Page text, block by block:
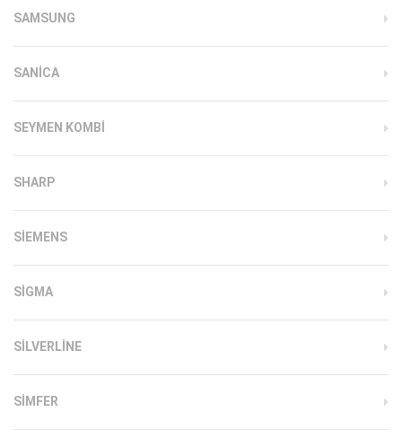
SAMSUNG
SANICA
SEYMEN KOMBI
SHARP
SIEMENS
SIGMA
SILVERLINE
SIMFER